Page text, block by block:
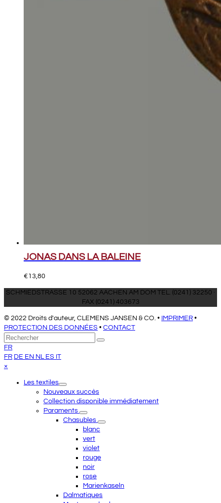
JONAS DANS LA BALEINE
€13,80
SCHMIEDSTRASSE 10 52062 AACHEN AM DOM TEL. (0241) 32250 ·
FAX (0241) 403673
© 2022 Droits d'auteur, CLEMENS JANSEN & CO. • IMPRIMER •
PROTECTION DES DONNÉES • CONTACT
Retour
au
sommet
Rechercher
Envoyer
FR
FR DE EN NL ES IT
×
menuLes textiles
Nouveaux succès
Collection disponible immédiatement
Paraments
Chasubles
blanc
vert
violet
rouge
noir
rose
Marienkaseln
Dalmatiques